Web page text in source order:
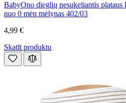
BabyOno dieglių nesukeliantis
nuo 0 mėn mėlynas 402/03
4,99 €
Skatīt produktu